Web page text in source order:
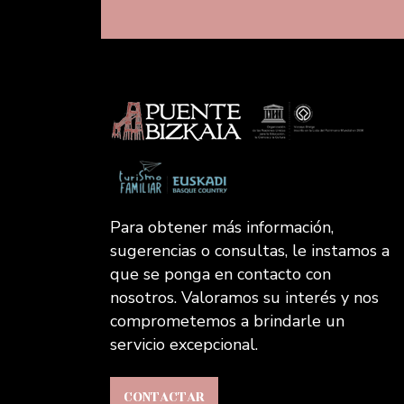
Para obtener más información,
sugerencias o consultas, le instamos a
que se ponga en contacto con
nosotros. Valoramos su interés y nos
comprometemos a brindarle un
servicio excepcional.
CONTACTAR